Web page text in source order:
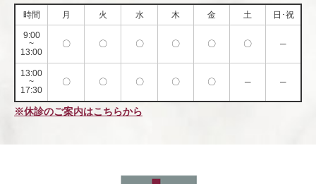
時間 月 火 水 木 金 土 日･祝
9:00
~
13:00
〇 〇 〇 〇 〇 〇 ─
13:00
~
17:30
〇 〇 〇 〇 〇 ─ ─
※休診のご案内はこちらから